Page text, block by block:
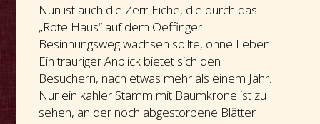
Nun ist auch die Zerr-Eiche, die durch das
„Rote Haus“ auf dem Oeffinger
Besinnungsweg wachsen sollte, ohne Leben.
Ein trauriger Anblick bietet sich den
Besuchern, nach etwas mehr als einem Jahr.
Nur ein kahler Stamm mit Baumkrone ist zu
sehen, an der noch abgestorbene Blätter